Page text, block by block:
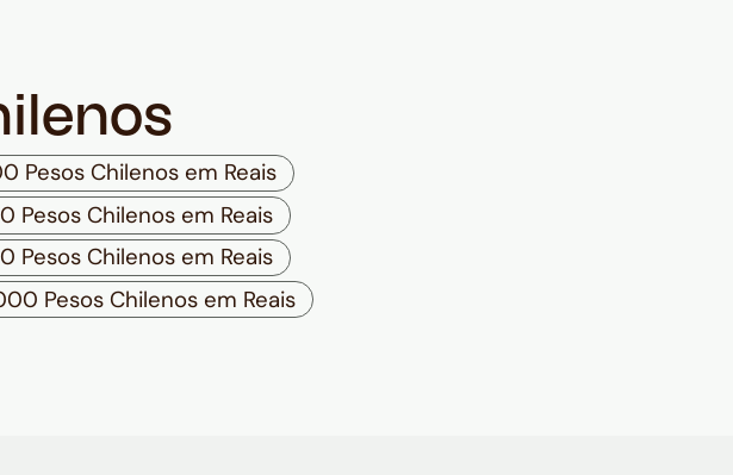
Pesos Chilenos em Reais
Pesos Chilenos em Reais
Pesos Chilenos em Reais
Pesos Chilenos em Reais